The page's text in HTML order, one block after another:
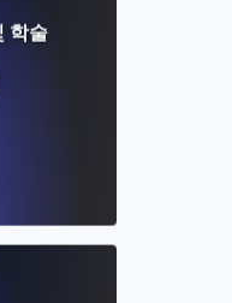
술 자료 찾기 가이드